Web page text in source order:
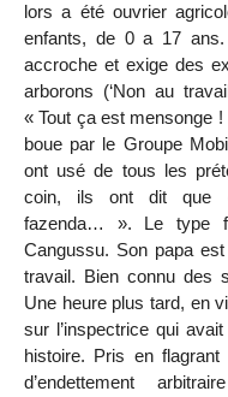
lors a été ouvrier
enfants, de 0 a 17
accroche et exige des
arborons (‘Non au
« Tout ça est mensonge
boue par le Groupe
ont usé de tous les
coin, ils ont dit que
fazenda… ». Le type
Cangussu. Son papa
travail. Bien connu des
Une heure plus tard, en
sur l’inspectrice qui
histoire. Pris en
d’endettement